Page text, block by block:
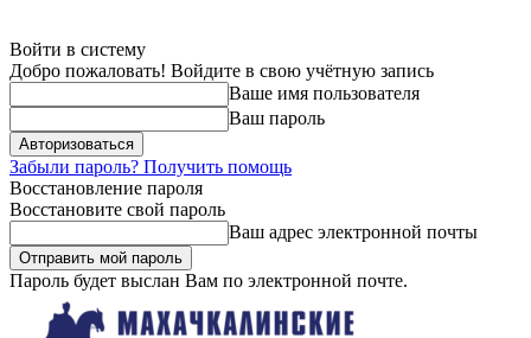
Войти в систему
Добро пожаловать! Войдите в свою учётную запись
Ваше имя пользователя
Ваш пароль
Забыли пароль? Получить помощь
Восстановление пароля
Восстановите свой пароль
Ваш адрес электронной почты
Пароль будет выслан Вам по электронной почте.